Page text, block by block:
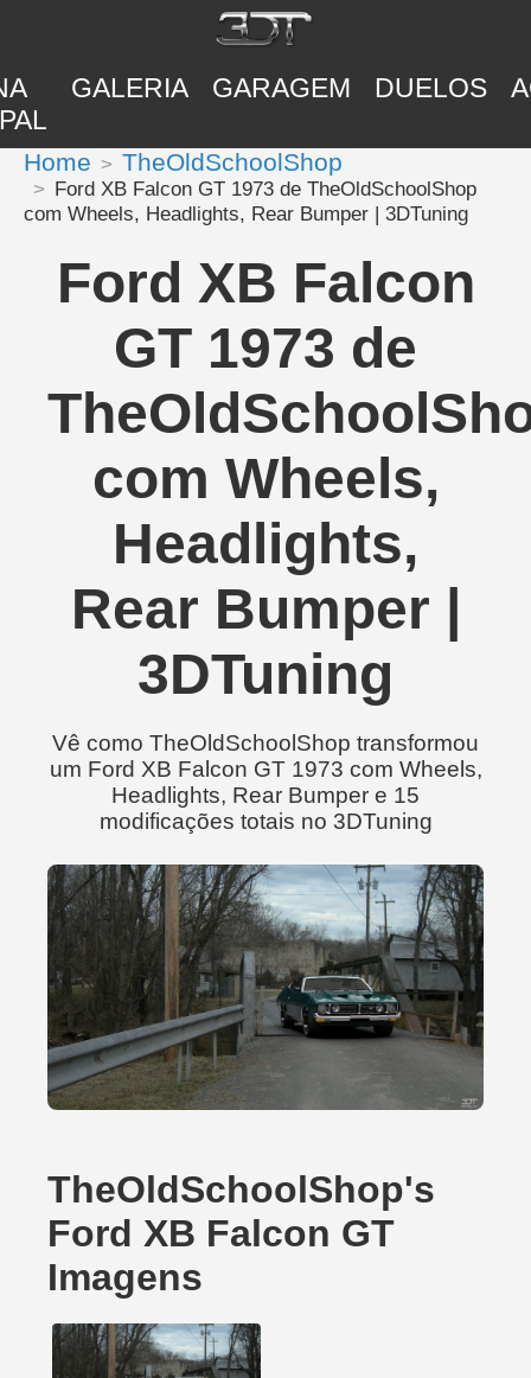
GALERIA GARAGEM DUELOS
Home TheOldSchoolShop
Ford XB Falcon GT 1973 de TheOldSchoolShop
com Wheels, Headlights, Rear Bumper | 3DTuning
Ford XB Falcon
GT 1973 de
com Wheels,
Headlights,
Rear Bumper |
3DTuning
Vê como TheOldSchoolShop transformou
um Ford XB Falcon GT 1973 com Wheels,
Headlights, Rear Bumper e 15
modificações totais no 3DTuning
TheOldSchoolShop's
Ford XB Falcon GT
Imagens